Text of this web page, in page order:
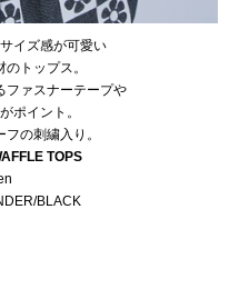
イズ感が可愛い
トップス。
ファスナーテープや
ポイント。
の刺繍入り。
TOPS
BLACK